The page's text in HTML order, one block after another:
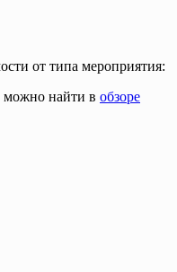
от типа мероприятия:
можно найти в обзоре